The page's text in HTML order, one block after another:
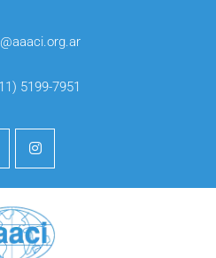
5199-7951